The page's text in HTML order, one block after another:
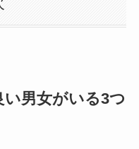
男女がいる3つ